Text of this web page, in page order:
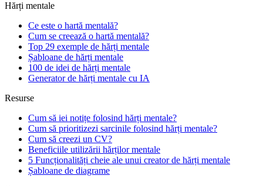
Hărți mentale
Ce este o hartă mentală?
Cum se creează o hartă mentală?
Top 29 exemple de hărți mentale
Șabloane de hărți mentale
100 de idei de hărți mentale
Generator de hărți mentale cu IA
Resurse
Cum să iei notițe folosind hărți mentale?
Cum să prioritizezi sarcinile folosind hărți mentale?
Cum să creezi un CV?
Beneficiile utilizării hărților mentale
5 Funcționalități cheie ale unui creator de hărți mentale
Șabloane de diagrame